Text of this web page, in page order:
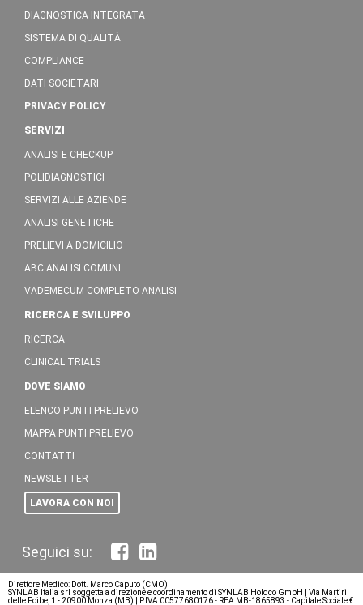
DIAGNOSTICA INTEGRATA
SISTEMA DI QUALITÀ
COMPLIANCE
DATI SOCIETARI
PRIVACY POLICY
SERVIZI
ANALISI E CHECKUP
POLIDIAGNOSTICI
SERVIZI ALLE AZIENDE
ANALISI GENETICHE
PRELIEVI A DOMICILIO
ABC ANALISI COMUNI
VADEMECUM COMPLETO ANALISI
RICERCA E SVILUPPO
RICERCA
CLINICAL TRIALS
DOVE SIAMO
ELENCO PUNTI PRELIEVO
MAPPA PUNTI PRELIEVO
CONTATTI
NEWSLETTER
LAVORA CON NOI
Direttore Medico: Dott. Marco Caputo (CMO)
SYNLAB Italia srl soggetta a direzione e coordinamento di SYNLAB Holdco GmbH | Via Martiri
delle Foibe, 1 - 20900 Monza (MB) | P.IVA 00577680176 - REA MB-1865893 - Capitale Sociale €